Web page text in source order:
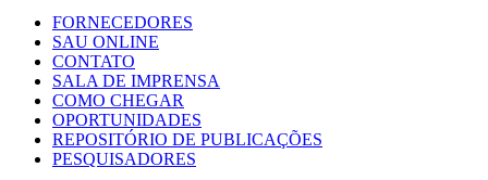
FORNECEDORES
SAU ONLINE
CONTATO
SALA DE IMPRENSA
COMO CHEGAR
OPORTUNIDADES
REPOSITÓRIO DE PUBLICAÇÕES
PESQUISADORES